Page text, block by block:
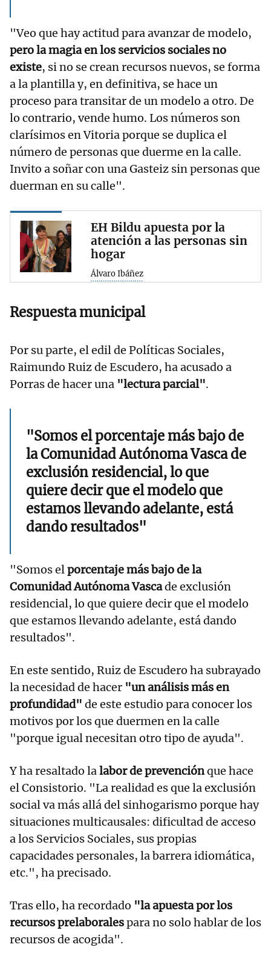
"Veo que hay actitud para avanzar de modelo,
pero la magia en los servicios sociales no
existe, si no se crean recursos nuevos, se forma
a la plantilla y, en definitiva, se hace un
proceso para transitar de un modelo a otro. De
lo contrario, vende humo. Los números son
clarísimos en Vitoria porque se duplica el
número de personas que duerme en la calle.
Invito a soñar con una Gasteiz sin personas que
duerman en su calle".
EH Bildu apuesta por la
atención a las personas sin
hogar
Álvaro Ibáñez
Respuesta municipal
Por su parte, el edil de Políticas Sociales,
Raimundo Ruiz de Escudero, ha acusado a
Porras de hacer una "lectura parcial".
"Somos el porcentaje más bajo de
la Comunidad Autónoma Vasca de
exclusión residencial, lo que
quiere decir que el modelo que
estamos llevando adelante, está
dando resultados"
"Somos elporcentaje más bajo de la
Comunidad Autónoma Vascade exclusión
residencial, lo que quiere decir que el modelo
que estamos llevando adelante, está dando
resultados".
En este sentido, Ruiz de Escudero ha subrayado
la necesidad de hacer "un análisis más en
profundidad" de este estudio para conocer los
motivos por los que duermen en la calle
"porque igual necesitan otro tipo de ayuda".
Y ha resaltado lalabor de prevenciónque hace
el Consistorio. "La realidad es que la exclusión
social va más allá del sinhogarismo porque hay
situaciones multicausales: dificultad de acceso
a los Servicios Sociales, sus propias
capacidades personales, la barrera idiomática,
etc.", ha precisado.
Tras ello, ha recordado "la apuesta por los
recursos prelaboralespara no solo hablar de los
recursos de acogida".